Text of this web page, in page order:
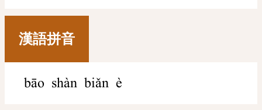
漢語拼音
bāo shàn biǎn è